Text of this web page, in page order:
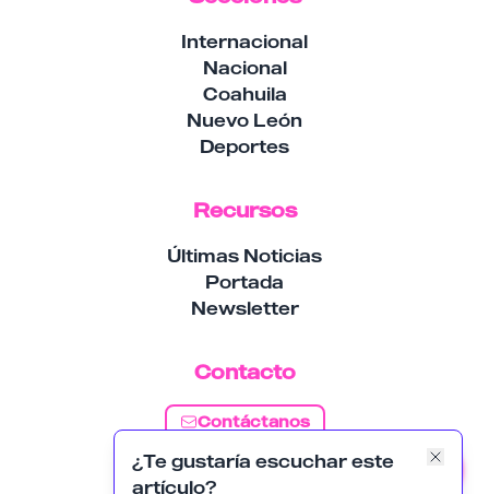
¿Te gustaría escuchar este
artículo?
Internacional
Nacional
Coahuila
Nuevo León
Deportes
Recursos
Últimas Noticias
Portada
Newsletter
Contacto
Contáctanos